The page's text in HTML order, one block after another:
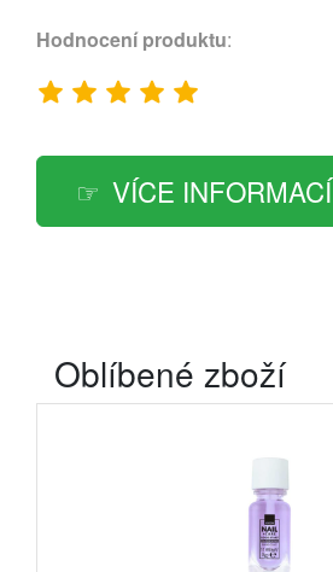
Hodnocení produktu:
VÍCE INFORMACÍ
Oblíbené zboží